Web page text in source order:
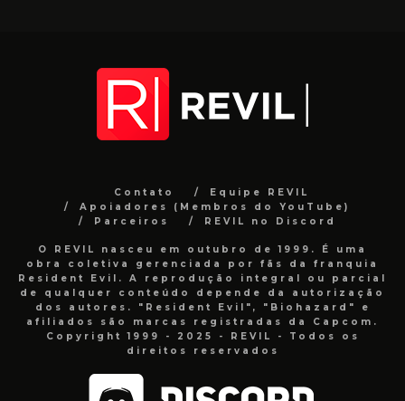
Contato
Equipe REVIL
Apoiadores (Membros do YouTube)
Parceiros
REVIL no Discord
O REVIL nasceu em outubro de 1999. É uma
obra coletiva gerenciada por fãs da franquia
Resident Evil. A reprodução integral ou parcial
de qualquer conteúdo depende da autorização
dos autores. "Resident Evil", "Biohazard" e
afiliados são marcas registradas da Capcom.
Copyright 1999 - 2025 - REVIL - Todos os
direitos reservados